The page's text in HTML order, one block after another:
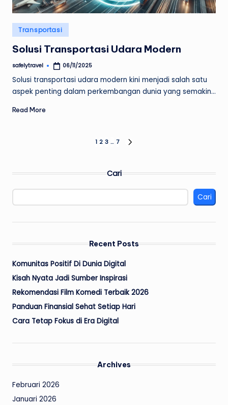
Posted
in
Transportasi
Solusi Transportasi Udara Modern
Posted
safelytravel 06/11/2025
Solusi transportasi udara modern kini menjadi salah satu
aspek penting dalam perkembangan dunia yang semakin…
Read More
1 2 3 … 7
Cari
Cari
Recent Posts
Komunitas Positif Di Dunia Digital
Kisah Nyata Jadi Sumber Inspirasi
Rekomendasi Film Komedi Terbaik 2026
Panduan Finansial Sehat Setiap Hari
Cara Tetap Fokus di Era Digital
Archives
Februari 2026
Januari 2026